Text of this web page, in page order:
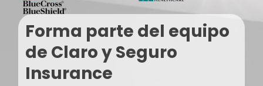
Forma parte del equipo
de Claro y Seguro
Insurance